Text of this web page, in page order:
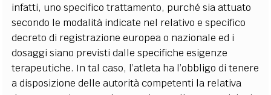
infatti, uno specifico trattamento, purché sia attuato
secondo le modalità indicate nel relativo e specifico
decreto di registrazione europea o nazionale ed i
dosaggi siano previsti dalle specifiche esigenze
terapeutiche. In tal caso, l’atleta ha l’obbligo di tenere
a disposizione delle autorità competenti la relativa